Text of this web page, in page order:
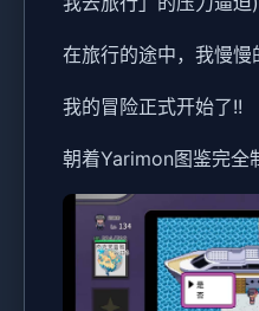
在旅行的途中，我慢慢
我的冒险正式开始了!!
朝着Yarimon图鉴完全